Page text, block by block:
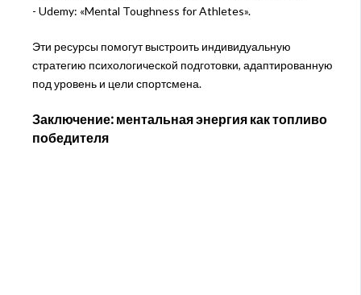
- Udemy: «Mental Toughness for Athletes».
Эти ресурсы помогут выстроить индивидуальную
стратегию психологической подготовки, адаптированную
под уровень и цели спортсмена.
Заключение: ментальная энергия как топливо
победителя